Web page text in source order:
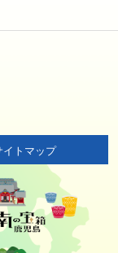
イトマップ